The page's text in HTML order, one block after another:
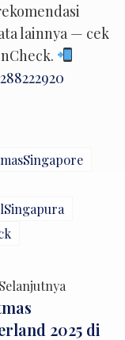
lainnya — cek
2025 di